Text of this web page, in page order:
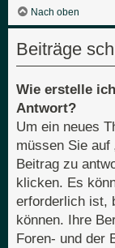
Nach oben
Beiträge
Wie erstelle
Antwort?
Um ein neues
müssen Sie auf
Beitrag zu
klicken. Es
erforderlich ist,
können. Ihre
Foren- und der